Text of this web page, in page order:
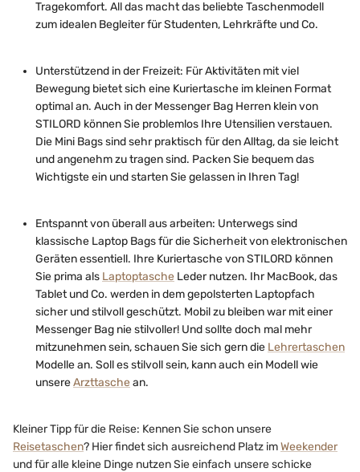
Tragekomfort. All das macht das beliebte Taschenmodell
zum idealen Begleiter für Studenten, Lehrkräfte und Co.
Unterstützend in der Freizeit: Für Aktivitäten mit viel
Bewegung bietet sich eine Kuriertasche im kleinen Format
optimal an. Auch in der Messenger Bag Herren klein von
STILORD können Sie problemlos Ihre Utensilien verstauen.
Die Mini Bags sind sehr praktisch für den Alltag, da sie leicht
und angenehm zu tragen sind. Packen Sie bequem das
Wichtigste ein und starten Sie gelassen in Ihren Tag!
Entspannt von überall aus arbeiten: Unterwegs sind
klassische Laptop Bags für die Sicherheit von elektronischen
Geräten essentiell. Ihre Kuriertasche von STILORD können
Sie prima als Laptoptasche Leder nutzen. Ihr MacBook, das
Tablet und Co. werden in dem gepolsterten Laptopfach
sicher und stilvoll geschützt. Mobil zu bleiben war mit einer
Messenger Bag nie stilvoller! Und sollte doch mal mehr
mitzunehmen sein, schauen Sie sich gern die Lehrertaschen
Modelle an. Soll es stilvoll sein, kann auch ein Modell wie
unsereArzttasche an.
Kleiner Tipp für die Reise: Kennen Sie schon unsere
Reisetaschen? Hier findet sich ausreichend Platz imWeekender
und für alle kleine Dinge nutzen Sie einfach unsere schicke